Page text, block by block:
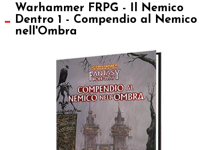
Giochi da Tavolo
Giochi di Ruolo
Giochi di Carte Collezionabili
Warhammer FRPG - Il Nemico
Dentro 1 - Compendio al Nemico
nell'Ombra